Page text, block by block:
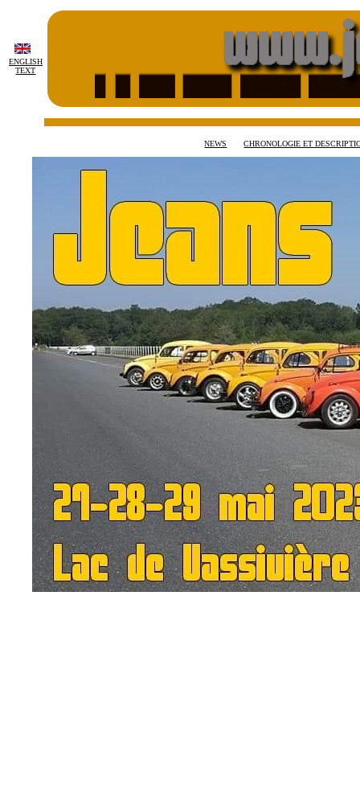
ENGLISH
TEXT
NEWS CHRONOLOGIE ET